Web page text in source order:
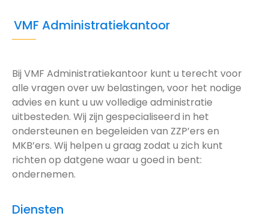
VMF Administratiekantoor
Bij VMF Administratiekantoor kunt u terecht voor
alle vragen over uw belastingen, voor het nodige
advies en kunt u uw volledige administratie
uitbesteden. Wij zijn gespecialiseerd in het
ondersteunen en begeleiden van ZZP’ers en
MKB’ers. Wij helpen u graag zodat u zich kunt
richten op datgene waar u goed in bent:
ondernemen.
Diensten